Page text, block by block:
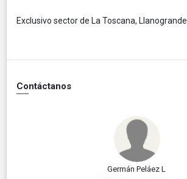
Exclusivo sector de La Toscana, Llanogrande.
Contáctanos
Germán Peláez L